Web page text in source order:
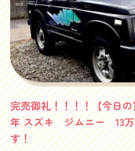
ピーカーズは。そしてお約束通
手続きをコンプリートしました
するということも忘れちゃいま
る平塚の陸運支局になんとか滑
顔でありがとうと言われたい！
れ本音です。そうじゃなきゃや
もビジネスはなかなか大変。また
ちゃって大丈夫かな～？？と不安
りますが、まあ大丈夫でしょう～
出会いは一期一会。天気が最高の
完売御礼！！！！【今日
年 スズキ ジムニー 13
す！